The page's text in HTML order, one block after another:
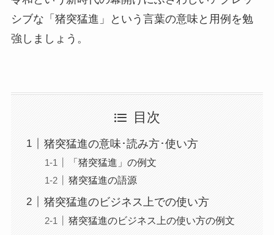
シブな「猪突猛進」という言葉の意味と用例を勉
強しましょう。
目次
猪突猛進の意味･読み方･使い方
「猪突猛進」の例文
猪突猛進の語源
猪突猛進のビジネス上での使い方
猪突猛進のビジネス上の使い方の例文